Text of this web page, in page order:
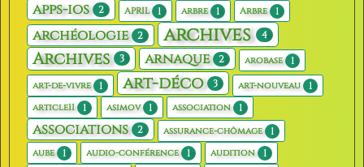
apps-ios 2 APRIL 1 arbre 1 Arbre 1
archéologie 2 archives 4
Archives 3 arnaque 2 arobase 1
art-de-vivre 1 art-déco 3 art-nouveau 1
article11 1 asimov 1 association 1
associations 2 assurance-chômage 1
aube 1 audio-conférence 1 audition 1